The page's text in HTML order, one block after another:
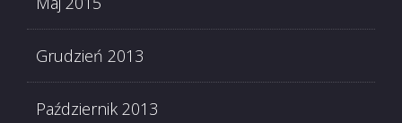
Grudzień 2013
Październik 2013